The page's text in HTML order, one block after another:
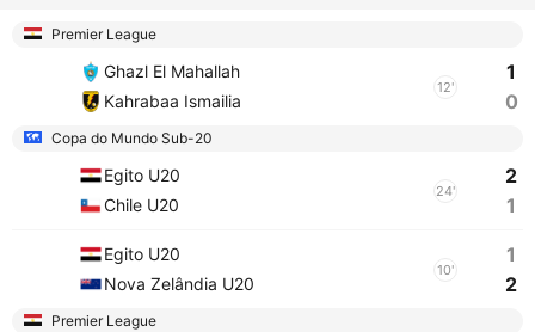
Premier League
Ghazl El Mahallah
Kahrabaa Ismailia
12'
1
0
Copa do Mundo Sub-20
Egito U20
Chile U20
24'
2
1
Egito U20
Nova Zelândia U20
10'
1
2
Premier League